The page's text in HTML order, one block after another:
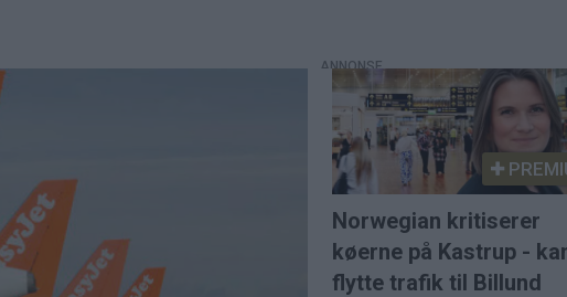
Norwegian kritiserer
køerne på Kastrup -
flytte trafik til Billund